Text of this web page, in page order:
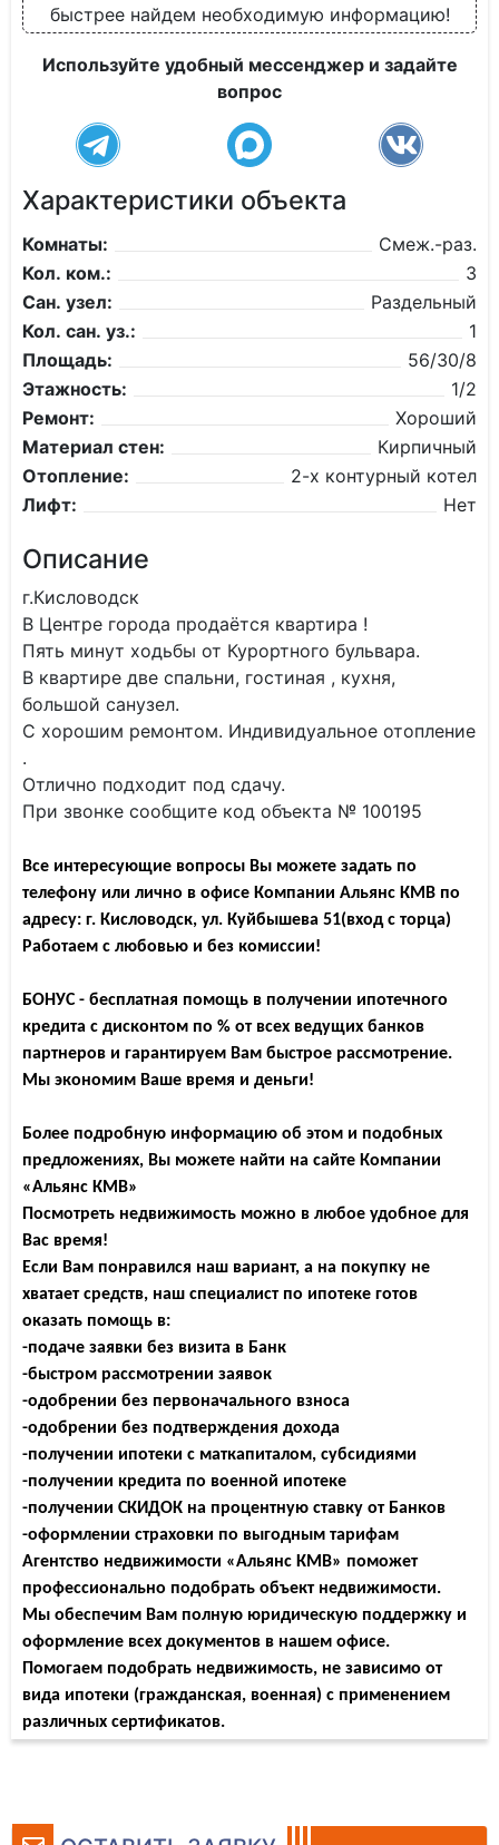
быстрее найдем необходимую информацию!
Используйте удобный мессенджер и задайте
вопрос
Характеристики объекта
Комнаты:
Смеж.-раз.
Кол. ком.:
3
Сан. узел:
Раздельный
Кол. сан. уз.:
1
Площадь:
56/30/8
Этажность:
1/2
Ремонт:
Хороший
Материал стен:
Кирпичный
Отопление:
2-х контурный котел
Лифт:
Нет
Описание
г.Кисловодск
В Центре города продаётся квартира !
Пять минут ходьбы от Курортного бульвара.
В квартире две спальни, гостиная , кухня,
большой санузел.
С хорошим ремонтом. Индивидуальное отопление
.
Отлично подходит под сдачу.
При звонке сообщите код объекта № 100195
Все интересующие вопросы Вы можете задать по
телефону или лично в офисе Компании Альянс КМВ по
адресу: г. Кисловодск, ул. Куйбышева 51(вход с торца)
Работаем с любовью и без комиссии!
БОНУС - бесплатная помощь в получении ипотечного
кредита с дисконтом по % от всех ведущих банков
партнеров и гарантируем Вам быстрое рассмотрение.
Мы экономим Ваше время и деньги!
Более подробную информацию об этом и подобных
предложениях, Вы можете найти на сайте Компании
«Альянс КМВ»
Посмотреть недвижимость можно в любое удобное для
Вас время!
Если Вам понравился наш вариант, а на покупку не
хватает средств, наш специалист по ипотеке готов
оказать помощь в:
-подаче заявки без визита в Банк
-быстром рассмотрении заявок
-одобрении без первоначального взноса
-одобрении без подтверждения дохода
-получении ипотеки с маткапиталом, субсидиями
-получении кредита по военной ипотеке
-получении СКИДОК на процентную ставку от Банков
-оформлении страховки по выгодным тарифам
Агентство недвижимости «Альянс КМВ» поможет
профессионально подобрать объект недвижимости.
Мы обеспечим Вам полную юридическую поддержку и
оформление всех документов в нашем офисе.
Помогаем подобрать недвижимость, не зависимо от
вида ипотеки (гражданская, военная) с применением
различных сертификатов.